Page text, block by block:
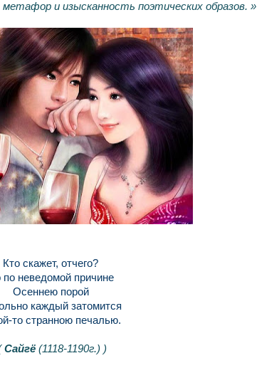
и изысканность поэтических образов. »
Кто скажет, отчего?
по неведомой причине
Осеннею порой
каждый затомится
то странною печалью.
Сайгё(1118-1190г.) )